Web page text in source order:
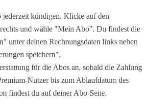
jederzeit kündigen. Klicke auf den
und wähle "Mein Abo". Du findest die
unter deinen Rechnungsdaten links neben
speichern".
für die Abos an, sobald die Zahlung
Nutzer bis zum Ablaufdatum des
findest du auf deiner Abo-Seite.